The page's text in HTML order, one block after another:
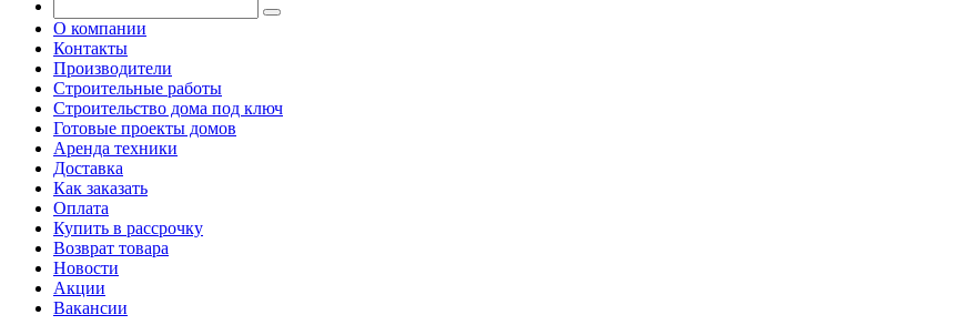
О компании
Контакты
Производители
Строительные работы
Строительство дома под ключ
Готовые проекты домов
Аренда техники
Доставка
Как заказать
Оплата
Купить в рассрочку
Возврат товара
Новости
Акции
Вакансии